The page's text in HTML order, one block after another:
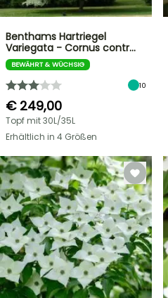
Benthams Hartriegel
Variegata - Cornus contr…
BEWÄHRT & WÜCHSIG
10
€ 249,00
Topf mit 30L/35L
Erhältlich in 4 Größen